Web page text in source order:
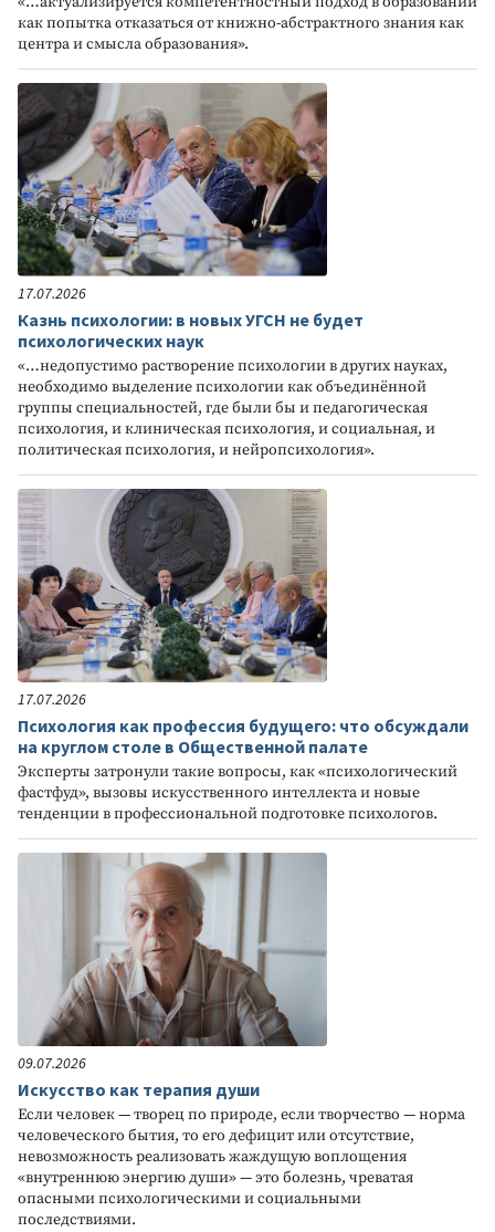
как попытка отказаться от книжно-абстрактного знания как
центра и смысла образования».
17.07.2026
Казнь психологии: в новых УГСН не будет
психологических наук
«…недопустимо растворение психологии в других науках,
необходимо выделение психологии как объединённой
группы специальностей, где были бы и педагогическая
психология, и клиническая психология, и социальная, и
политическая психология, и нейропсихология».
17.07.2026
Психология как профессия будущего: что обсуждали
на круглом столе в Общественной палате
Эксперты затронули такие вопросы, как «психологический
фастфуд», вызовы искусственного интеллекта и новые
тенденции в профессиональной подготовке психологов.
09.07.2026
Искусство как терапия души
Если человек — творец по природе, если творчество — норма
человеческого бытия, то его дефицит или отсутствие,
невозможность реализовать жаждущую воплощения
«внутреннюю энергию души» — это болезнь, чреватая
опасными психологическими и социальными
последствиями.